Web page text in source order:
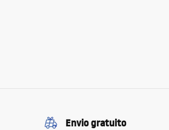
Envio gratuito